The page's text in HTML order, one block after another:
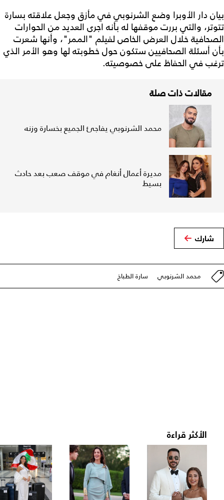
بيان دار الأوبرا وضع الشرنوبي في مأزق وجعل علاقته بسارة
تتوتر، والتي بررت موقفها له بأنه اجرى العديد من الحوارات
الصحافية خلال العرض الخاص لفيلم "الممر"، وأنها شعرت
بأن أسئلة الصحافيين ستكون حول خطوبته لها وهو الأمر الذي
ترغب في الحفاظ على خصوصيته.
مقالات ذات صلة
محمد الشرنوبي يفاجئ الجميع بخسارة وزنه
مديرة أعمال أنغام في موقف صعب بعد حادث
بسيط
شارك
محمد الشرنوبي سارة الطباخ
الأكثر قراءة